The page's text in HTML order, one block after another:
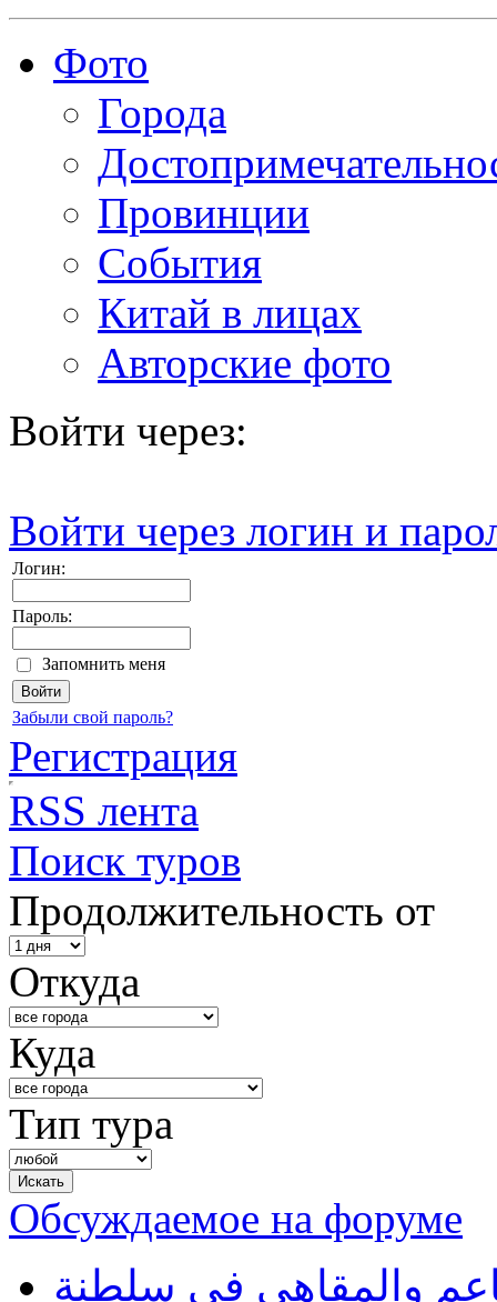
Фото
Города
Провинции
События
Китай в лицах
Авторские фото
Войти через:
Войти через логин и
Логин:
Пароль:
Запомнить меня
Забыли свой пароль?
Регистрация
RSS лента
Поиск туров
Продолжительность от
Откуда
Куда
Тип тура
Обсуждаемое на форуме
والمقاهي في سلطنة